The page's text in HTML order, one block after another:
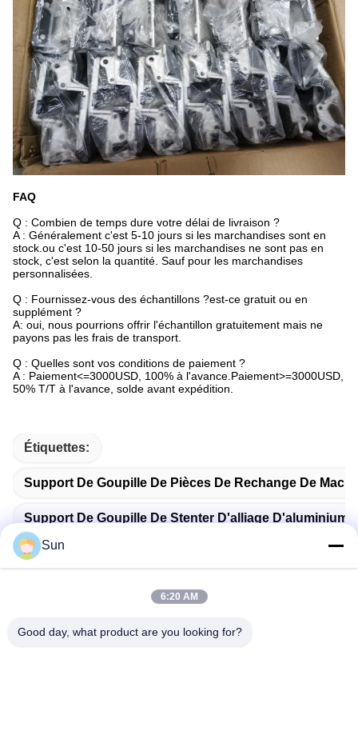
FAQ
Q : Combien de temps dure votre délai de livraison ?
A : Généralement c'est 5-10 jours si les marchandises sont en
stock.ou c'est 10-50 jours si les marchandises ne sont pas en
stock, c'est selon la quantité. Sauf pour les marchandises
personnalisées.
Q : Fournissez-vous des échantillons ?est-ce gratuit ou en
supplément ?
A: oui, nous pourrions offrir l'échantillon gratuitement mais ne
payons pas les frais de transport.
Q : Quelles sont vos conditions de paiement ?
A : Paiement<=3000USD, 100% à l'avance.Paiement>=3000USD,
50% T/T à l'avance, solde avant expédition.
Étiquettes:
Support De Goupille De Pièces De Rechange De
Support De Goupille De Stenter D'alliage D'aluminium
Pièces De Machine De Stenter D'Ehwha
Sun
6:20 AM
Good day, what product are you looking for?